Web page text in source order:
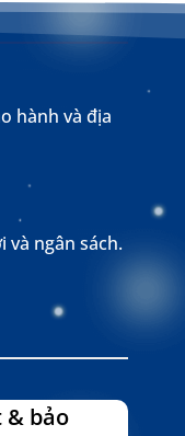
hành và địa
và ngân sách.
& bảo